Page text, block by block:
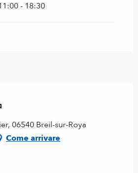
- 18:30
06540 Breil-sur-Roya
Come arrivare